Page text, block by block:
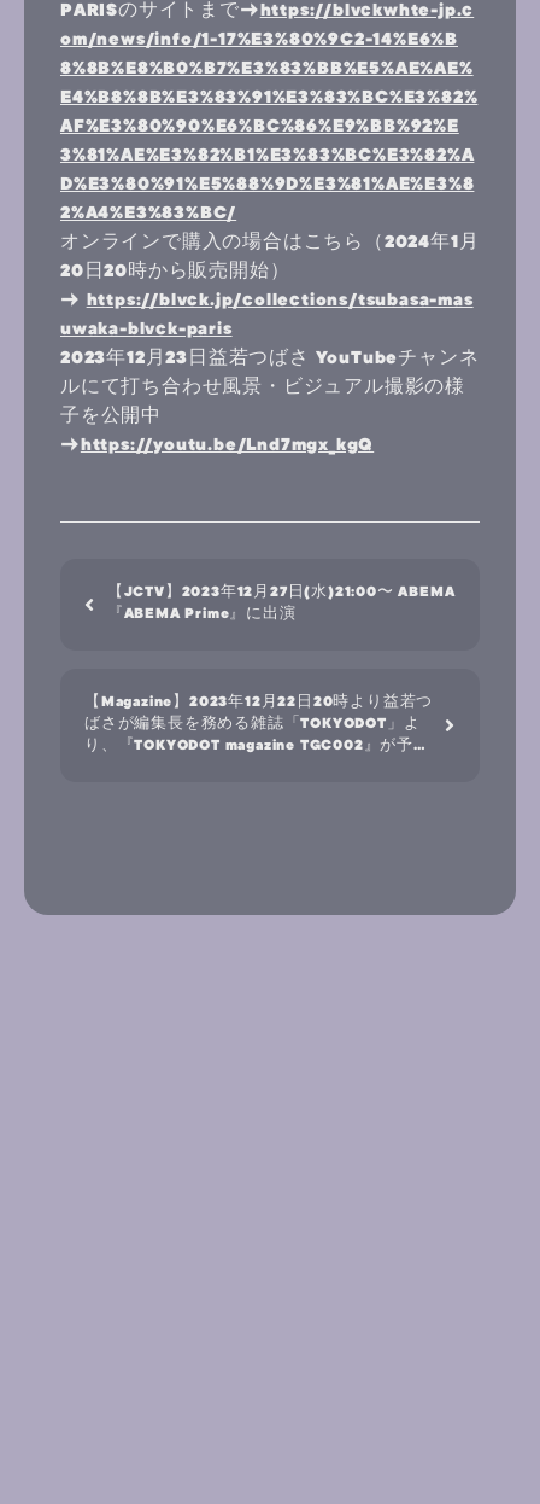
PARISのサイトまで→https://blvckwhte-jp.c
om/news/info/1-17%E3%80%9C2-14%E6%B
8%8B%E8%B0%B7%E3%83%BB%E5%AE%AE%
E4%B8%8B%E3%83%91%E3%83%BC%E3%82%
AF%E3%80%90%E6%BC%86%E9%BB%92%E
3%81%AE%E3%82%B1%E3%83%BC%E3%82%A
D%E3%80%91%E5%88%9D%E3%81%AE%E3%8
2%A4%E3%83%BC/
オンラインで購入の場合はこちら（2024年1月
20日20時から販売開始）
→ https://blvck.jp/collections/tsubasa-mas
uwaka-blvck-paris
2023年12月23日益若つばさ YouTubeチャンネ
ルにて打ち合わせ風景・ビジュアル撮影の様
子を公開中
→https://youtu.be/Lnd7mgx_kgQ
【JCTV】2023年12月27日(水)21:00〜 ABEMA
『ABEMA Prime』に出演
【Magazine】2023年12月22日20時より益若つ
ばさが編集長を務める雑誌「TOKYODOT」よ
り、『TOKYODOT magazine TGC002』が予約